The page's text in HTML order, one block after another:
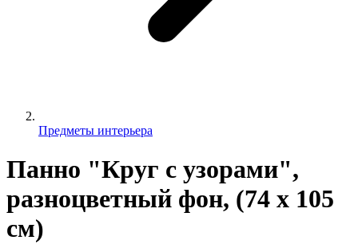
Предметы интерьера
Панно "Круг с узорами",
разноцветный фон, (74 х 105
см)